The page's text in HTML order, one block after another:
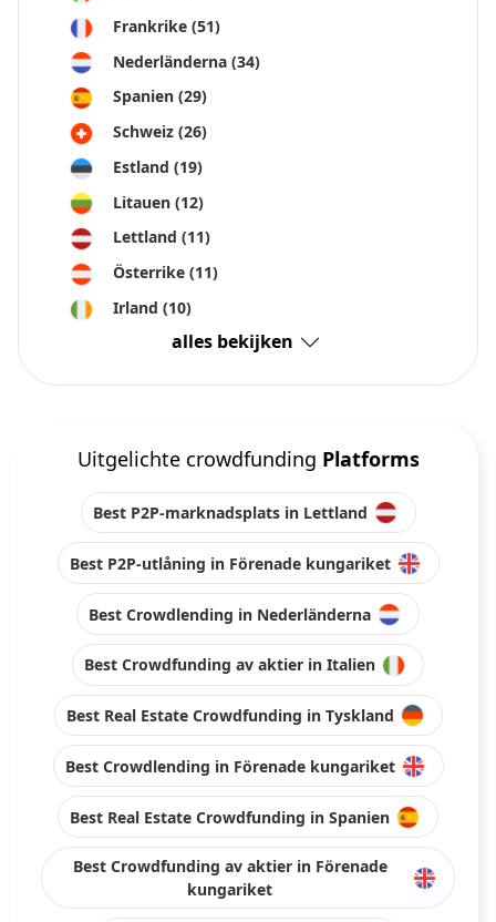
Frankrike (51)
Nederländerna (34)
Spanien (29)
Schweiz (26)
Estland (19)
Litauen (12)
Lettland (11)
Österrike (11)
Irland (10)
alles bekijken
Uitgelichte crowdfunding Platforms
Best P2P-marknadsplats in Lettland
Best P2P-utlåning in Förenade kungariket
Best Crowdlending in Nederländerna
Best Crowdfunding av aktier in Italien
Best Real Estate Crowdfunding in Tyskland
Best Crowdlending in Förenade kungariket
Best Real Estate Crowdfunding in Spanien
Best Crowdfunding av aktier in Förenade
kungariket